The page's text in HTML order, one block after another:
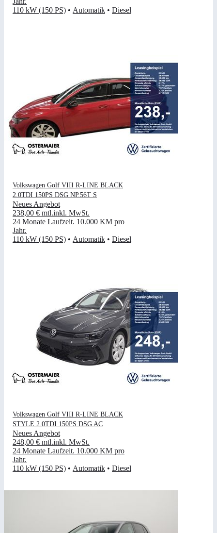
110 kW (150 PS) • Automatik • Diesel
Volkswagen Golf VIII R-LINE BLACK
2.0TDI 150PS DSG NP.56T S
Neues Angebot
238,00 € mtl.inkl. MwSt.
24 Monate Laufzeit. 10.000 KM pro
Jahr.
110 kW (150 PS) • Automatik • Diesel
Volkswagen Golf VIII R-LINE BLACK
STYLE 2.0TDI 150PS DSG AC
Neues Angebot
248,00 € mtl.inkl. MwSt.
24 Monate Laufzeit. 10.000 KM pro
Jahr.
110 kW (150 PS) • Automatik • Diesel